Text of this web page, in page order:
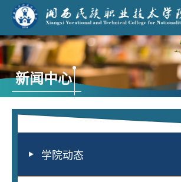
新闻中心
学院动态